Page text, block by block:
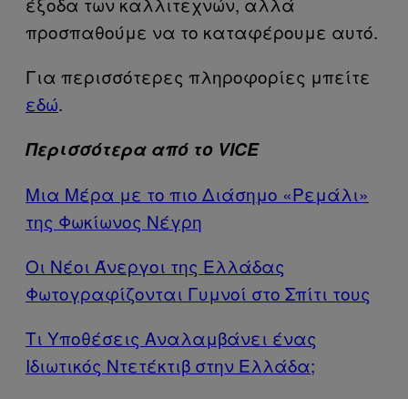
προσπαθούμε να το καταφέρουμε αυτό.
Για περισσότερες πληροφορίες μπείτε
εδώ.
Περισσότερα από το VICE
Μια Μέρα με το πιο Διάσημο «Ρεμάλι»
της Φωκίωνος Νέγρη
Οι Νέοι Άνεργοι της Ελλάδας
Φωτογραφίζονται Γυμνοί στο Σπίτι τους
Τι Υποθέσεις Αναλαμβάνει ένας
Ιδιωτικός Ντετέκτιβ στην Ελλάδα;